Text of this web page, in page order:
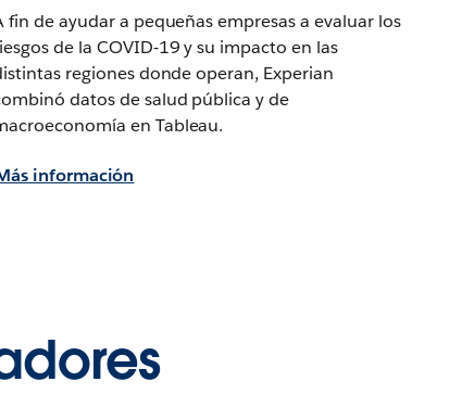
fin de ayudar a pequeñas empresas a evaluar los
de la COVID‑19 y su impacto en las
regiones donde operan, Experian
datos de salud pública y de
en Tableau.
información